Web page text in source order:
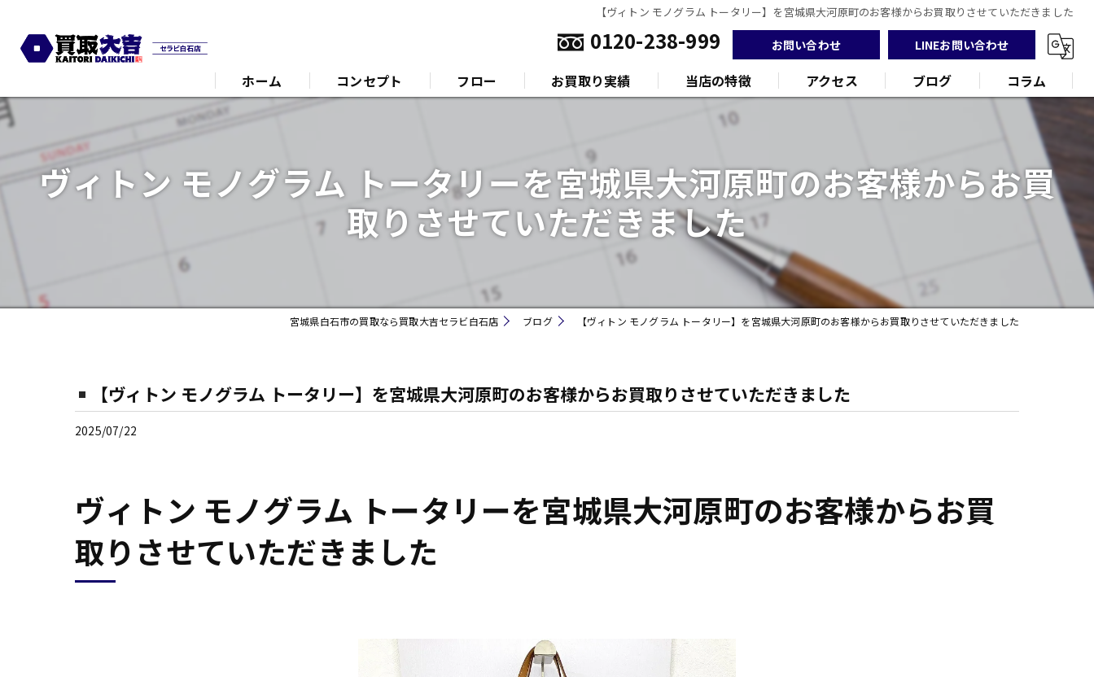
【ヴィトン モノグラム トータリー】を宮城県大河原町のお客様からお買取りさせていただきました
0120-238-999 お問い合わせ LINEお問い合わせ
ホーム コンセプト フロー お買取り実績 当店の特徴
プラチナ
ダイヤモンド
ブランド品
時計
アクセス ブログ コラム
ヴィトン モノグラム トータリーを宮城県大河原町のお客様からお買
取りさせていただきました
宮城県白石市の買取なら買取大吉セラビ白石店 ブログ 【ヴィトン モノグラム トータリー】を宮城県大河原町のお客様からお買取りさせていただきました
【ヴィトン モノグラム トータリー】を宮城県大河原町のお客様からお買取りさせていただきました
2025/07/22
ヴィトン モノグラム トータリーを宮城県大河原町のお客様からお買
取りさせていただきました